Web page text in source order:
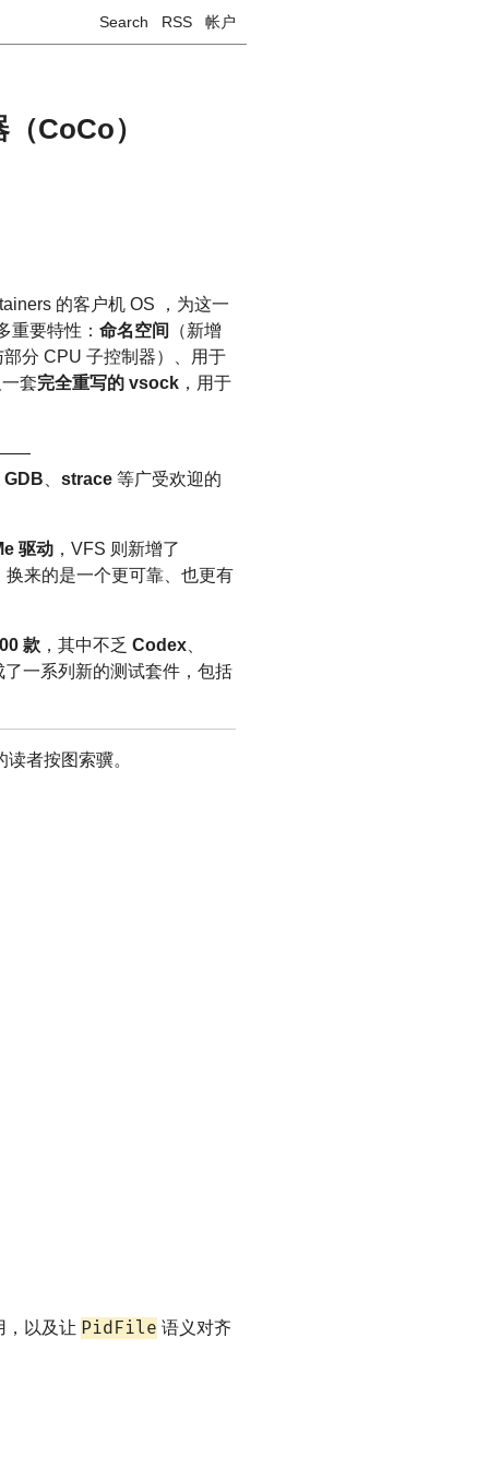
Search RSS 帐户
CoCo）
的客户机 OS ，为这一
重要特性： 命名空间
（新增
分 CPU 子控制器）、用于
套完全重写的 vsock ，用于
——
GDB strace 等广受欢迎的
驱动 ，VFS 则新增了
换来的是一个更可靠、也更有
款 ，其中不乏 Codex
一系列新的测试套件，包括
者按图索骥。
以及让 PidFile 语义对齐